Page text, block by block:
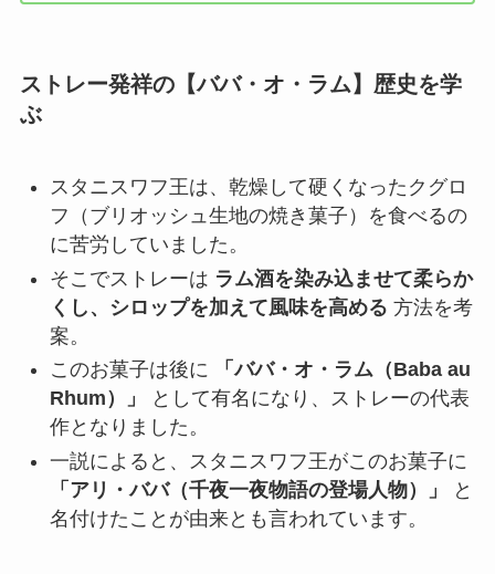
ストレー発祥の【ババ・オ・ラム】歴史を学
ぶ
スタニスワフ王は、乾燥して硬くなったクグロ
フ（ブリオッシュ生地の焼き菓子）を食べるの
に苦労していました。
そこでストレーは ラム酒を染み込ませて柔らか
くし、シロップを加えて風味を高める 方法を考
案。
このお菓子は後に
「ババ・オ・ラム（Baba au
Rhum）」
として有名になり、ストレーの代表
作となりました。
一説によると、スタニスワフ王がこのお菓子に
「アリ・ババ（千夜一夜物語の登場人物）」
と
名付けたことが由来とも言われています。